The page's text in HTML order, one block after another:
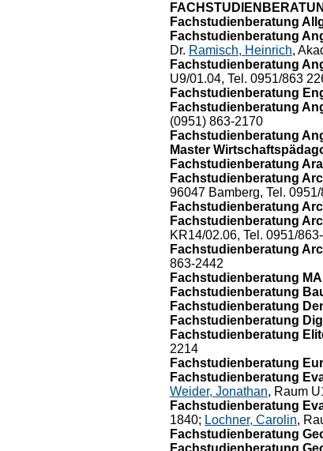
Fachstudienberatung
Fachstudienberatung
Dr. Ramisch, Heinrich,
Fachstudienberatung
U9/01.04, Tel. 0951/863
Fachstudienberatung
Fachstudienberatung
(0951) 863-2170
Fachstudienberatung
Master
Fachstudienberatung
Fachstudienberatung
96047 Bamberg, Tel.
Fachstudienberatung
Fachstudienberatung
KR14/02.06, Tel. 0951/
Fachstudienberatung
863-2442
Fachstudienberatung
Fachstudienberatung
Fachstudienberatung
Fachstudienberatung
Fachstudienberatung
2214
Fachstudienberatung
Fachstudienberatung
Weider, Jonathan, Raum
Fachstudienberatung
1840; Lochner, Carolin,
Fachstudienberatung
Fachstudienberatung